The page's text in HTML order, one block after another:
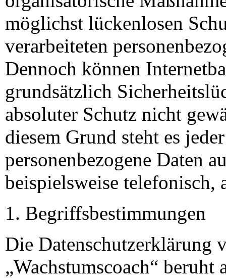
möglichst lückenlosen
verarbeiteten
Dennoch können
grundsätzlich
absoluter Schutz nicht
diesem Grund steht es
personenbezogene Daten
beispielsweise telefonisch,
Begriffsbestimmungen
Die Datenschutzerklärung
„Wachstumscoach“